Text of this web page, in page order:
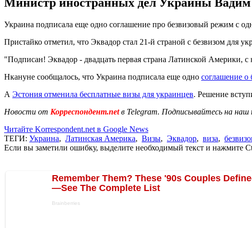
Украина подписала еще одно соглашение про безвизовый режим с
Пристайко отметил, что Эквадор стал 21-й страной с безвизом для
"Подписан! Эквадор - двадцать первая страна Латинской Америки,
Нкануне сообщалось, что Украина подписала еще одно соглашение о
А Эстония отменила бесплатные визы для украинцев. Решение
Новости от Корреспондент.netв Telegram. Подписывайтесь на наш
Читайте Korrespondent.net в Google News
ТЕГИ: Украина, Латинская Америка, Визы, Эквадор, виза,
Если вы заметили ошибку, выделите необходимый текст и нажмите